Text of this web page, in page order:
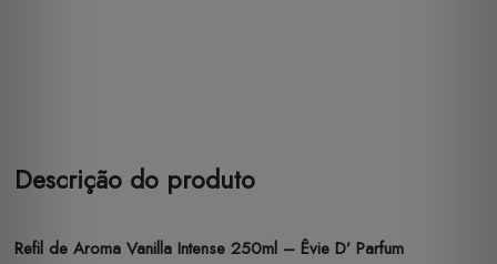
Descrição do produto
Refil de Aroma Vanilla Intense 250ml – Êvie D’ Parfum